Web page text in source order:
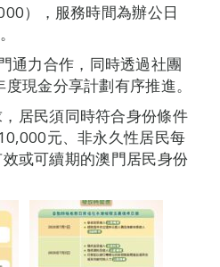
），服務時間為辦公日
通力合作，同時透過社團
現金分享計劃有序推進。
居民須同時符合身份條件
元、非永久性居民每
或可續期的澳門居民身份